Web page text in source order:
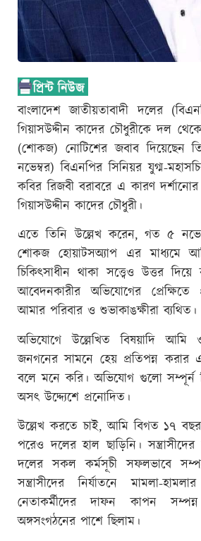
বাংলাদেশ জাতীয়তাবাদী দলের
গিয়াসউদ্দীন কাদের চৌধুরীকে দল
(শোকজ) নোটিশের জবাব দিয়েছেন
নভেম্বর) বিএনপির সিনিয়র যুগ্ম-
কবির রিজবী বরাবরে এ কারণ
গিয়াসউদ্দীন কাদের চৌধুরী।
এতে তিনি উল্লেখ করেন, গত ৫
শোকজ হোয়াটসঅ্যাপ এর মাধ্যমে
চিকিৎসাধীন থাকা সত্ত্বেও উত্তর
আবেদনকারীর অভিযোগের প্রেক্ষিতে
আমার পরিবার ও শুভাকাঙক্ষীরা ব্যথিত।
অভিযোগে উল্লেখিত বিষয়াদি
জনগনের সামনে হেয় প্রতিপন্ন
বলে মনে করি। অভিযোগ গুলো সম্পূর্ন
অসৎ উদ্দ্যেশে প্রনোদিত।
উল্লেখ করতে চাই, আমি বিগত ১৭
পরেও দলের হাল ছাড়িনি।
দলের সকল কর্মসূচী সফলভাবে
সন্ত্রাসীদের নির্যাতনে মামলা-
নেতাকর্মীদের দাফন কাপন
অঙ্গসংগঠনের পাশে ছিলাম।